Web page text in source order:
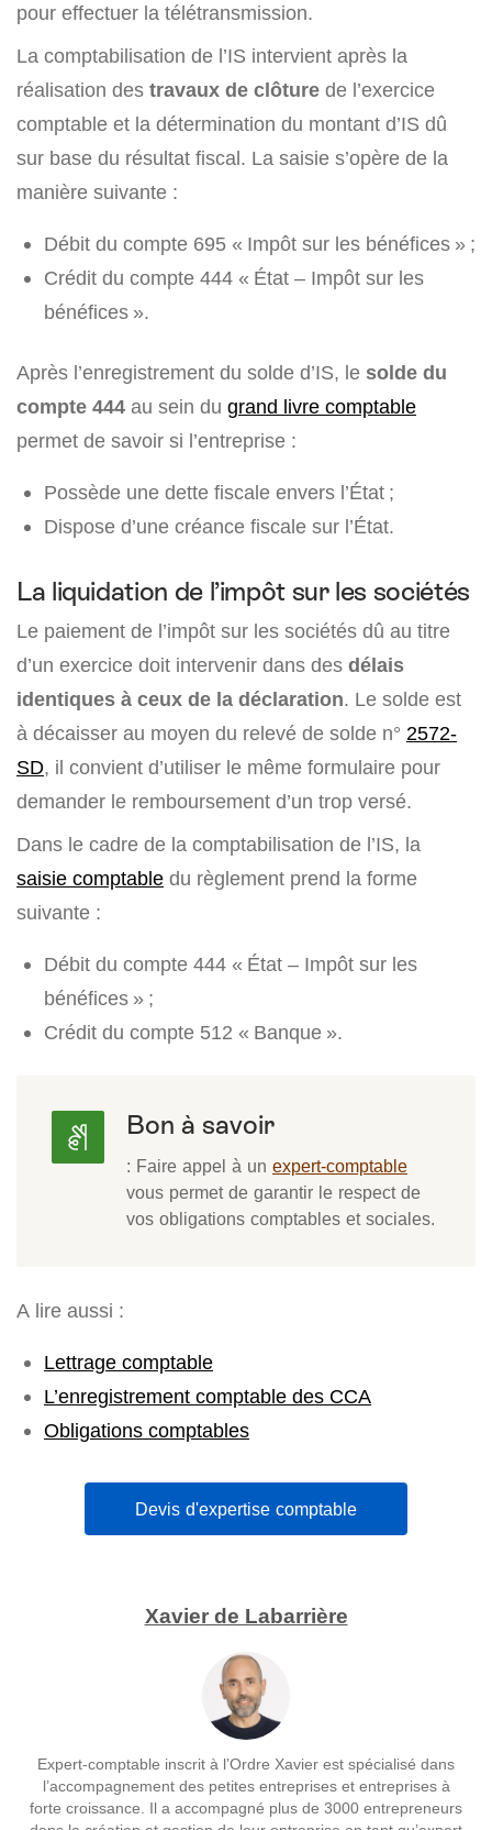
pour effectuer la télétransmission.
La comptabilisation de l’IS intervient après la
réalisation des travaux de clôture de l’exercice
comptable et la détermination du montant d’IS dû
sur base du résultat fiscal. La saisie s’opère de la
manière suivante :
Débit du compte 695 « Impôt sur les bénéfices » ;
Crédit du compte 444 « État – Impôt sur les
bénéfices ».
Après l’enregistrement du solde d’IS, le solde du
compte 444 au sein du grand livre comptable
permet de savoir si l’entreprise :
Possède une dette fiscale envers l’État ;
Dispose d’une créance fiscale sur l’État.
La liquidation de l’impôt sur les sociétés
Le paiement de l’impôt sur les sociétés dû au titre
d’un exercice doit intervenir dans des délais
identiques à ceux de la déclaration. Le solde est
à décaisser au moyen du relevé de solde n° 2572-
SD, il convient d’utiliser le même formulaire pour
demander le remboursement d’un trop versé.
Dans le cadre de la comptabilisation de l’IS, la
saisie comptable du règlement prend la forme
suivante :
Débit du compte 444 « État – Impôt sur les
bénéfices » ;
Crédit du compte 512 « Banque ».
Bon à savoir
: Faire appel à un expert-comptable
vous permet de garantir le respect de
vos obligations comptables et sociales.
A lire aussi :
Lettrage comptable
L’enregistrement comptable des CCA
Obligations comptables
Devis d'expertise comptable
Xavier de Labarrière
Expert-comptable inscrit à l’Ordre Xavier est spécialisé dans
l’accompagnement des petites entreprises et entreprises à
forte croissance. Il a accompagné plus de 3000 entrepreneurs